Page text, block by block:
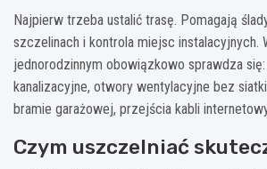
Najpierw trzeba ustalić trasę. Pomagają
szczelinach i kontrola miejsc instalacyjnych.
jednorodzinnym obowiązkowo sprawdza
kanalizacyjne, otwory wentylacyjne bez
bramie garażowej, przejścia kabli
Czym uszczelniać